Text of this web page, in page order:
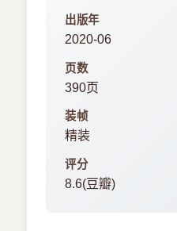
出版年
2020-06
页数
390页
装帧
精装
评分
8.6(豆瓣)